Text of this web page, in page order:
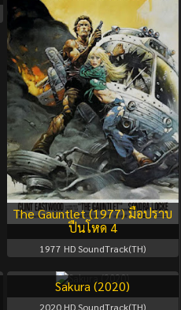
The Gauntlet (1977) มือปราบ
ปืนโหด 4
1977 HD SoundTrack(TH)
Sakura (2020)
2020 HD SoundTrack(TH)